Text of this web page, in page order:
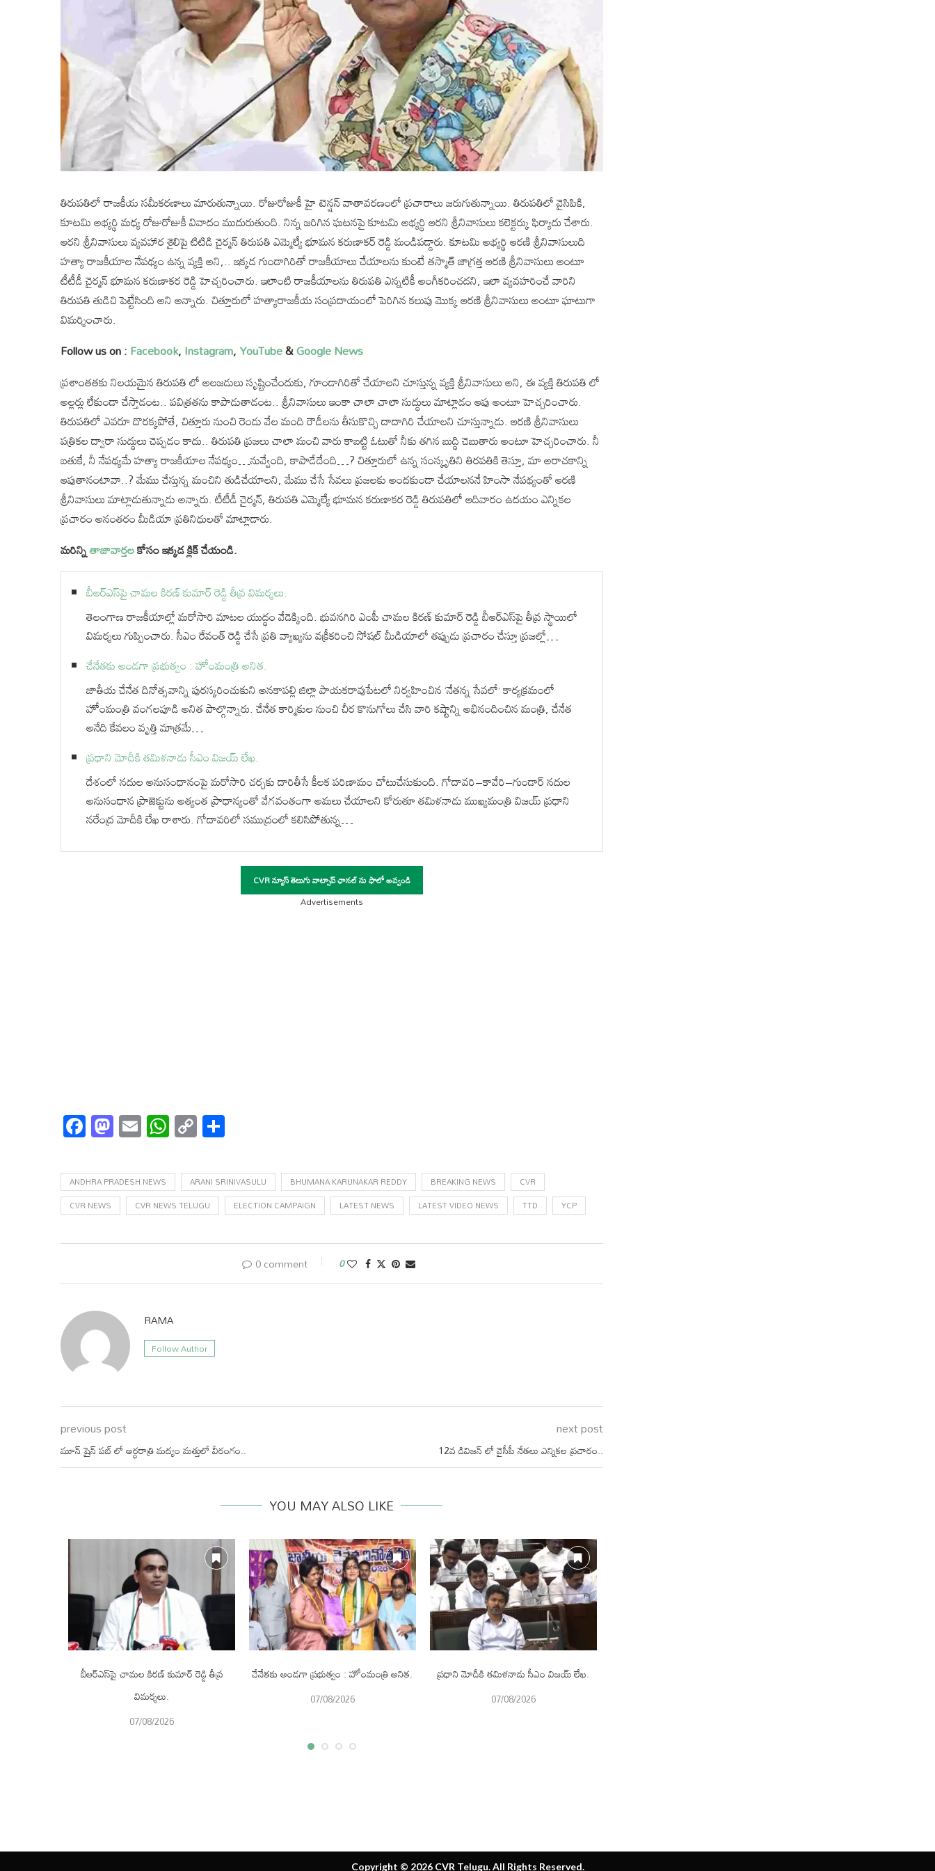
తిరుపతిలో రాజకీయ సమీకరణాలు మారుతున్నాయి. రోజురోజుకీ హై టెన్షన్ వాతావరణంలో ప్రచారాలు జరుగుతున్నాయి. తిరుపతిలో వైసిపికి,
కూటమి అభ్యర్థి మధ్య రోజురోజుకీ వివాదం ముదురుతుంది. నిన్న జరిగిన ఘటనపై కూటమి అభ్యర్థి ఆరని శ్రీనివాసులు కలెక్టర్కు ఫిర్యాదు చేశారు.
ఆరని శ్రీనివాసులు వ్యవహార శైలిపై టిటిడి చైర్మన్ తిరుపతి ఎమ్మెల్యే భూమన కరుణాకర్ రెడ్డి మండిపడ్డారు. కూటమి అభ్యర్థి ఆరణి శ్రీనివాసులుది
హత్యా రాజకీయాల నేపథ్యం ఉన్న వ్యక్తి అని,.. ఇక్కడ గుండాగిరితో రాజకీయాలు చేయాలను కుంటే తస్మాత్ జాగ్రత్త ఆరణి శ్రీనివాసులు అంటూ
టీటీడీ చైర్మన్ భూమన కరుణాకర రెడ్డి హెచ్చరించారు. ఇలాంటి రాజకీయాలను తిరుపతి ఎన్నటికీ అంగీకరించదని, ఇలా వ్యవహరించే వారిని
తిరుపతి తుడిచి పెట్టేసింది అని అన్నారు. చిత్తూరులో హత్యారాజకీయ సంప్రదాయంలో పెరిగిన కలుపు మొక్క ఆరణి శ్రీనివాసులు అంటూ ఘాటుగా
విమర్శించారు.
Follow us on :Facebook,Instagram,YouTube&Google News
ప్రశాంతతకు నిలయమైన తిరుపతి లో అలజడులు సృష్టించేందుకు, గూండాగిరితో చేయాలని చూస్తున్న వ్యక్తి శ్రీనివాసులు అని, ఈ వ్యక్తి తిరుపతి లో
అల్లర్లు లేకుండా చేస్తాడంట.. పవిత్రతను కాపాడుతాడంట.. శ్రీనివాసులు ఇంకా చాలా చాలా సుద్ధులు మాట్లాడం ఆపు అంటూ హెచ్చరించారు.
తిరుపతిలో ఎవరూ దొరక్కపోతే, చిత్తూరు నుంచి రెండు వేల మంది రౌడీలను తీసుకొచ్చి దాదాగిరి చేయాలని చూస్తున్నాడు. ఆరణి శ్రీనివాసులు
పత్రికల ద్వారా సుద్ధులు చెప్పడం కాదు.. తిరుపతి ప్రజలు చాలా మంచి వారు కాబట్టి ఓటుతో నీకు తగిన బుద్ధి చెబుతారు అంటూ హెచ్చరించారు. నీ
బతుకే, నీ నేపథ్యమే హత్యా రాజకీయాల నేపథ్యం…నువ్వేంది, కాపాడేదేంది…? చిత్తూరులో ఉన్న సంస్కృతిని తిరపతికి తెస్తూ, మా అరాచకాన్ని
ఆపుతానంటావా..? మేము చేస్తున్న మంచిని తుడిచేయాలని, మేము చేసే సేవలు ప్రజలకు అందకుండా చేయాలననే హింసా నేపథ్యంతో ఆరణి
శ్రీనివాసులు మాట్లాడుతున్నాడు అన్నారు. టీటీడీ చైర్మన్, తిరుపతి ఎమ్మెల్యే భూమన కరుణాకర రెడ్డి తిరుపతిలో‌ ఆదివారం ఉదయం ఎన్నికల
ప్రచారం అనంతరం మీడియా ప్రతినిధులతో మాట్లాడారు.
మరిన్నితాజావార్తలకోసం ఇక్కడ క్లిక్ చేయండి.
బీఆర్ఎస్‌పై చామల కిరణ్ కుమార్ రెడ్డి తీవ్ర విమర్శలు.
తెలంగాణ రాజకీయాల్లో మరోసారి మాటల యుద్ధం వేడెక్కింది. భువనగిరి ఎంపీ చామల కిరణ్ కుమార్ రెడ్డి బీఆర్ఎస్‌పై తీవ్ర స్థాయిలో
విమర్శలు గుప్పించారు. సీఎం రేవంత్ రెడ్డి చేసే ప్రతి వ్యాఖ్యను వక్రీకరించి సోషల్ మీడియాలో తప్పుడు ప్రచారం చేస్తూ ప్రజల్లో…
చేనేతకు అండగా ప్రభుత్వం : హోంమంత్రి అనిత.
జాతీయ చేనేత దినోత్సవాన్ని పురస్కరించుకుని అనకాపల్లి జిల్లా పాయకరావుపేటలో నిర్వహించిన ‘నేతన్న సేవలో’ కార్యక్రమంలో
హోంమంత్రి వంగలపూడి అనిత పాల్గొన్నారు. చేనేత కార్మికుల నుంచి చీర కొనుగోలు చేసి వారి కష్టాన్ని అభినందించిన మంత్రి, చేనేత
అనేది కేవలం వృత్తి మాత్రమే…
ప్రధాని మోదీకి తమిళనాడు సీఎం విజయ్‌ లేఖ.
దేశంలో నదుల అనుసంధానంపై మరోసారి చర్చకు దారితీసే కీలక పరిణామం చోటుచేసుకుంది. గోదావరి–కావేరి–గుండార్ నదుల
అనుసంధాన ప్రాజెక్టును అత్యంత ప్రాధాన్యంతో వేగవంతంగా అమలు చేయాలని కోరుతూ తమిళనాడు ముఖ్యమంత్రి విజయ్ ప్రధాని
నరేంద్ర మోదీకి లేఖ రాశారు. గోదావరిలో సముద్రంలో కలిసిపోతున్న…
CVR న్యూస్ తెలుగు వాట్సాప్ ఛానల్ ను ఫాలో అవ్వండి
Advertisements
Facebook
Mastodon
EmailWhatsApp
Copy
Link
ANDHRA PRADESH NEWS ARANI SRINIVASULU BHUMANA KARUNAKAR REDDY BREAKING NEWS
CVR
CVR NEWS
CVR NEWS TELUGU ELECTION CAMPAIGN LATEST NEWS LATEST VIDEO NEWS TTD YCP
0 comment 0
RAMA
Follow Author
previous post
మూన్ షైన్ పబ్ లో అర్ధరాత్రి మద్యం మత్తులో వీరంగం..
next post
12వ డివిజన్ లో వైసీపీ నేతలు ఎన్నికల ప్రచారం..
YOU MAY ALSO LIKE
బీఆర్ఎస్‌పై చామల కిరణ్ కుమార్ రెడ్డి తీవ్ర
విమర్శలు.
07/08/2026
చేనేతకు అండగా ప్రభుత్వం : హోంమంత్రి అనిత.
07/08/2026
ప్రధాని మోదీకి తమిళనాడు సీఎం విజయ్‌ లేఖ.
07/08/2026
Copyright © 2026 CVR Telugu. All Rights Reserved.